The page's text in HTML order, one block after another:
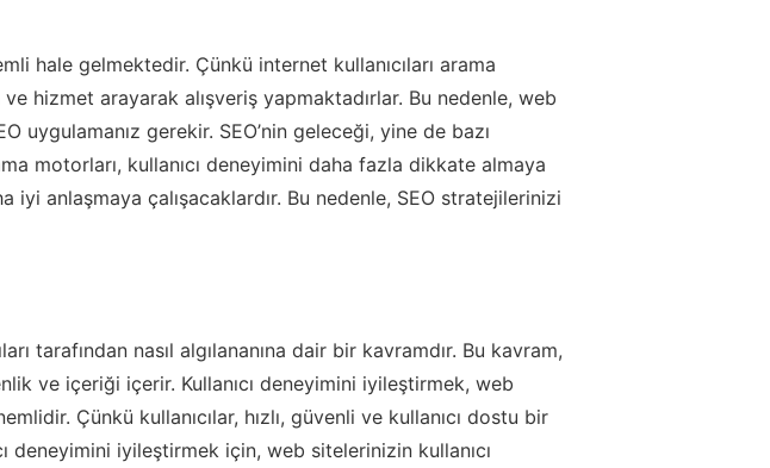
hale gelmektedir. Çünkü internet kullanıcıları arama
hizmet arayarak alışveriş yapmaktadırlar. Bu nedenle, web
uygulamanız gerekir. SEO’nin geleceği, yine de bazı
motorları, kullanıcı deneyimini daha fazla dikkate almaya
anlaşmaya çalışacaklardır. Bu nedenle, SEO stratejilerinizi
tarafından nasıl algılananına dair bir kavramdır. Bu kavram,
ve içeriği içerir. Kullanıcı deneyimini iyileştirmek, web
Çünkü kullanıcılar, hızlı, güvenli ve kullanıcı dostu bir
deneyimini iyileştirmek için, web sitelerinizin kullanıcı